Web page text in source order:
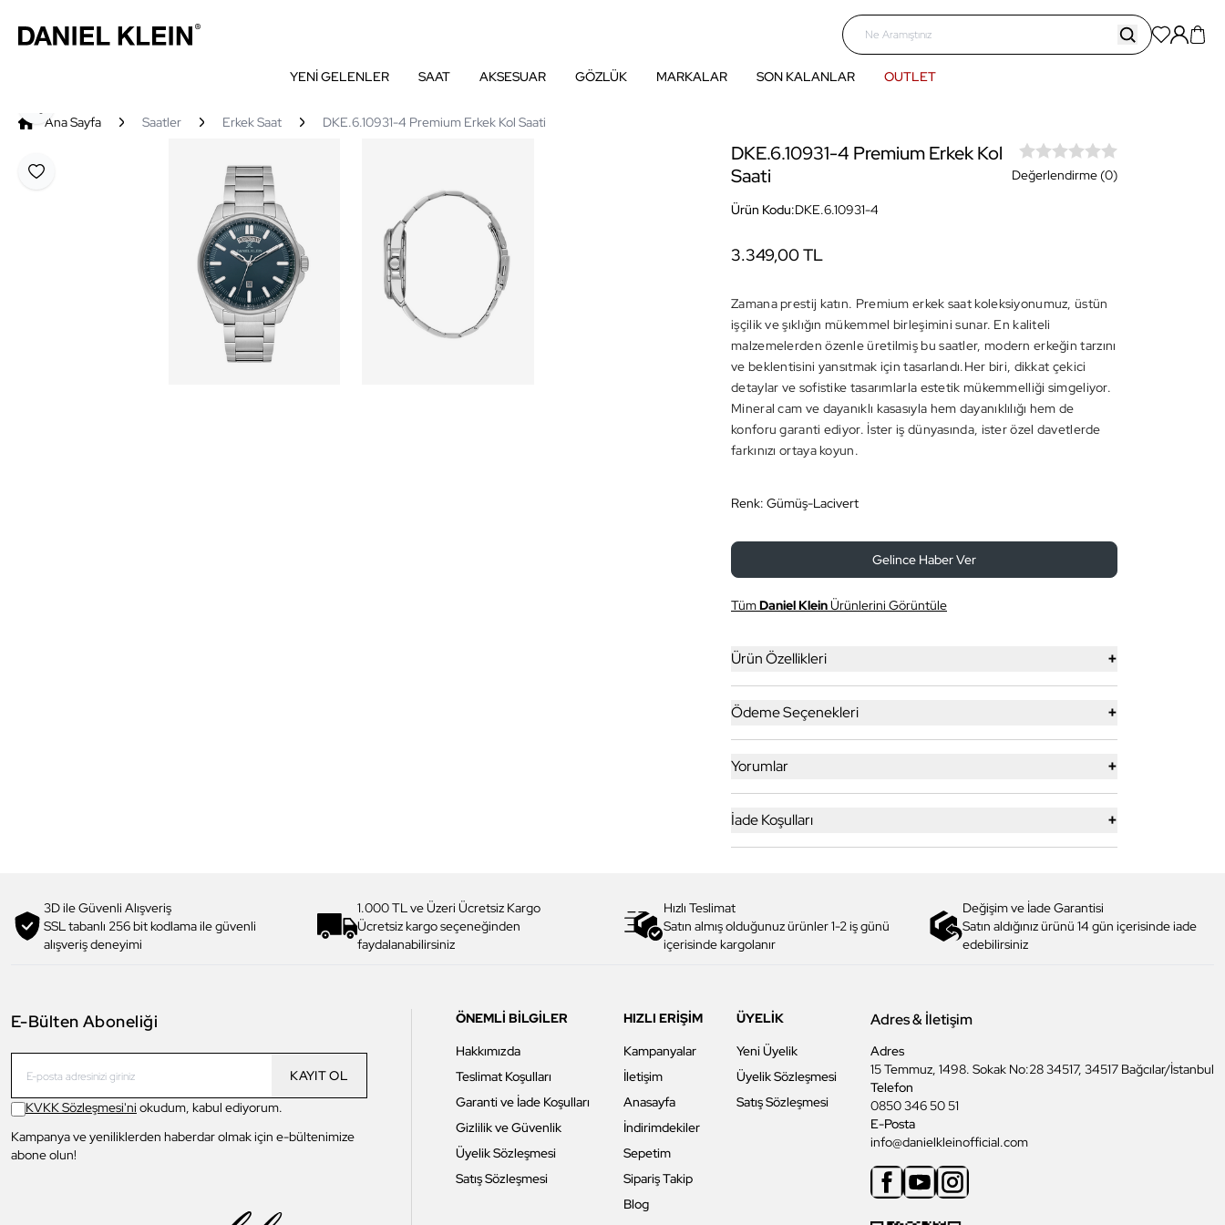
YENİ GELENLER SAAT AKSESUAR GÖZLÜK MARKALAR SON KALANLAR OUTLET
Ana Sayfa Saatler Erkek Saat DKE.6.10931-4 Premium Erkek Kol Saati
Favoriye Ekle
Paylaş
DKE.6.10931-4 Premium Erkek Kol
Saati
Ürün Kodu:DKE.6.10931-4
Değerlendirme (0)
3.349,00 TL
Zamana prestij katın. Premium erkek saat koleksiyonumuz, üstün
işçilik ve şıklığın mükemmel birleşimini sunar. En kaliteli
malzemelerden özenle üretilmiş bu saatler, modern erkeğin tarzını
ve beklentisini yansıtmak için tasarlandı.Her biri, dikkat çekici
detaylar ve sofistike tasarımlarla estetik mükemmelliği simgeliyor.
Mineral cam ve dayanıklı kasasıyla hem dayanıklılığı hem de
konforu garanti ediyor. İster iş dünyasında, ister özel davetlerde
farkınızı ortaya koyun.
Renk: Gümüş-Lacivert
Gelince Haber Ver
TümDaniel KleinÜrünlerini Görüntüle
Ürün Özellikleri +
Ödeme Seçenekleri +
Yorumlar +
İade Koşulları +
3D ile Güvenli Alışveriş
SSL tabanlı 256 bit kodlama ile güvenli
alışveriş deneyimi
1.000 TL ve Üzeri Ücretsiz Kargo
Ücretsiz kargo seçeneğinden
faydalanabilirsiniz
Hızlı Teslimat
Satın almış olduğunuz ürünler 1-2 iş günü
içerisinde kargolanır
Değişim ve İade Garantisi
Satın aldığınız ürünü 14 gün içerisinde iade
edebilirsiniz
E-Bülten Aboneliği
KAYIT OL
KVKK Sözleşmesi'ni okudum, kabul ediyorum.
Kampanya ve yeniliklerden haberdar olmak için e-bültenimize
abone olun!
ÖNEMLİ BİLGİLER
Hakkımızda
Teslimat Koşulları
Garanti ve İade Koşulları
Gizlilik ve Güvenlik
Üyelik Sözleşmesi
Satış Sözleşmesi
HIZLI ERİŞİM
Kampanyalar
İletişim
Anasayfa
İndirimdekiler
Sepetim
Sipariş Takip
Blog
ÜYELİK
Yeni Üyelik
Üyelik Sözleşmesi
Satış Sözleşmesi
Adres & İletişim
Adres
15 Temmuz, 1498. Sokak No:28 34517, 34517 Bağcılar/İstanbul
Telefon
0850 346 50 51
E-Posta
info@danielkleinofficial.com
FacebookYoutubeInstagram